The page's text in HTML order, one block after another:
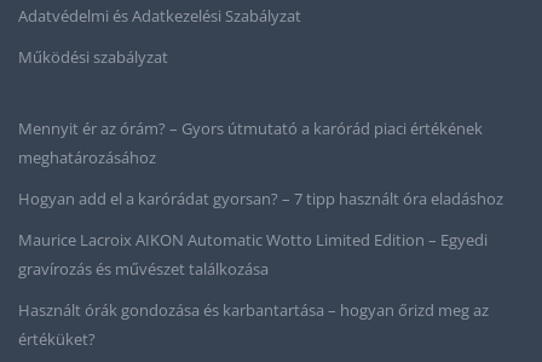
Adatvédelmi és Adatkezelési Szabályzat
Működési szabályzat
Mennyit ér az órám? – Gyors útmutató a karórád piaci értékének
meghatározásához
Hogyan add el a karórádat gyorsan? – 7 tipp használt óra eladáshoz
Maurice Lacroix AIKON Automatic Wotto Limited Edition – Egyedi
gravírozás és művészet találkozása
Használt órák gondozása és karbantartása – hogyan őrizd meg az
értéküket?